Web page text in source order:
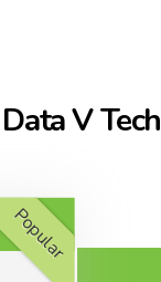
V Tech
Popular